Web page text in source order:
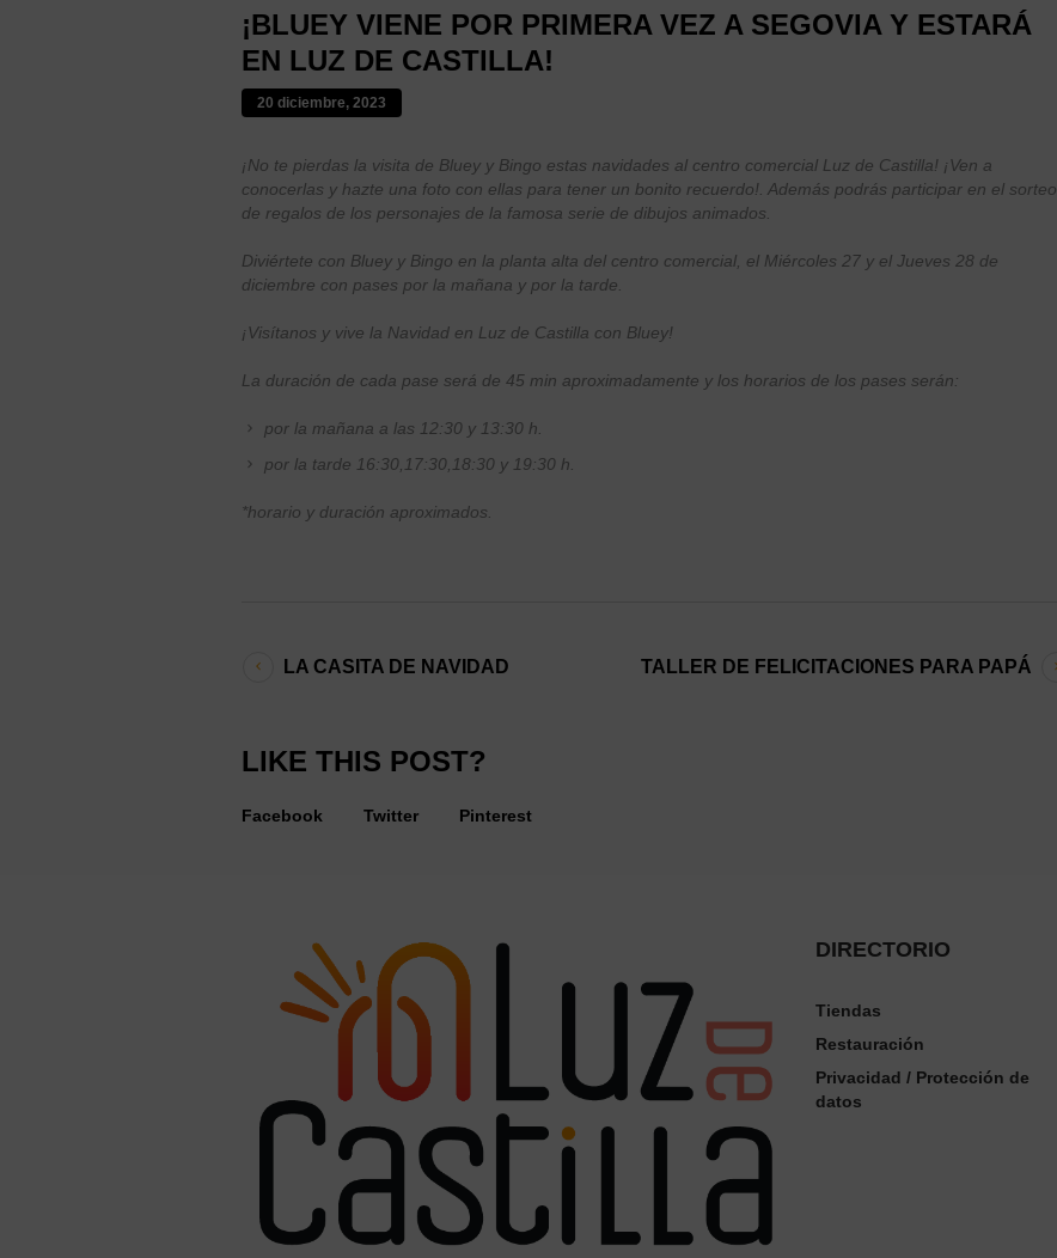
¡BLUEY VIENE POR PRIMERA VEZ A SEGOVIA Y ESTARÁ
EN LUZ DE CASTILLA!
20 diciembre, 2023
¡No te pierdas la visita de Bluey y Bingo estas navidades al centro comercial Luz de Castilla! ¡Ven a
conocerlas y hazte una foto con ellas para tener un bonito recuerdo!. Además podrás participar en el sorteo
de regalos de los personajes de la famosa serie de dibujos animados.
Diviértete con Bluey y Bingo en la planta alta del centro comercial, el Miércoles 27 y el Jueves 28 de
diciembre con pases por la mañana y por la tarde.
¡Visítanos y vive la Navidad en Luz de Castilla con Bluey!
La duración de cada pase será de 45 min aproximadamente y los horarios de los pases serán:
por la mañana a las 12:30 y 13:30 h.
por la tarde 16:30,17:30,18:30 y 19:30 h.
*horario y duración aproximados.
LA CASITA DE NAVIDAD TALLER DE FELICITACIONES PARA PAPÁ
LIKE THIS POST?
Facebook Twitter Pinterest
DIRECTORIO
Tiendas
Restauración
Privacidad / Protección de
datos